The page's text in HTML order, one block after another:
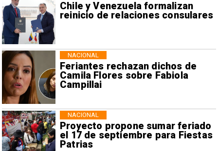
Chile y Venezuela formalizan
reinicio de relaciones consulares
Feriantes rechazan dichos de
Camila Flores sobre Fabiola
Campillai
NACIONAL
Proyecto propone sumar feriado
el 17 de septiembre para Fiestas
Patrias
NACIONAL